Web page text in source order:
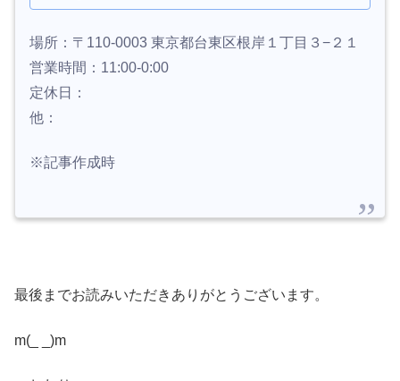
場所：〒110-0003 東京都台東区根岸１丁目３−２１
営業時間：11:00-0:00
定休日：
他：
※記事作成時
最後までお読みいただきありがとうございます。
m(_ _)m